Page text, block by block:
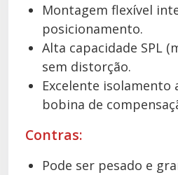
Montagem flexível
posicionamento.
Alta capacidade SPL
sem distorção.
Excelente isolamento
bobina de
Contras:
Pode ser pesado e